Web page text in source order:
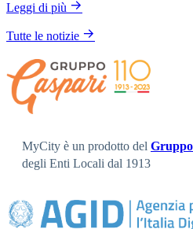
Leggi di più
Tutte le notizie
MyCity è un prodotto del
degli Enti Locali dal 1913